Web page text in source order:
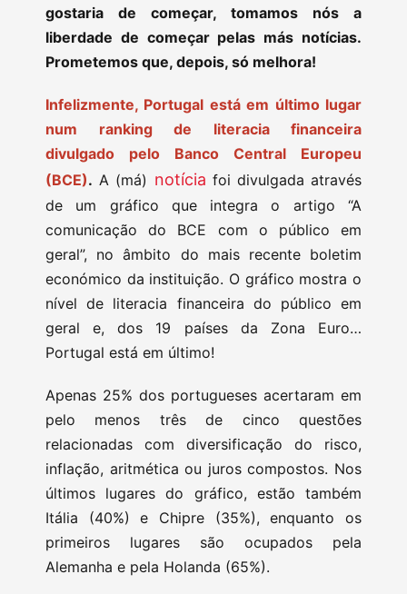
gostaria de começar, tomamos nós a
liberdade de começar pelas más notícias.
Prometemos que, depois, só melhora!
Infelizmente, Portugal está em último lugar
num ranking de literacia financeira
divulgado pelo Banco Central Europeu
(BCE). A (má) notícia foi divulgada através
de um gráfico que integra o artigo “A
comunicação do BCE com o público em
geral”, no âmbito do mais recente boletim
económico da instituição. O gráfico mostra o
nível de literacia financeira do público em
geral e, dos 19 países da Zona Euro…
Portugal está em último!
Apenas 25% dos portugueses acertaram em
pelo menos três de cinco questões
relacionadas com diversificação do risco,
inflação, aritmética ou juros compostos. Nos
últimos lugares do gráfico, estão também
Itália (40%) e Chipre (35%), enquanto os
primeiros lugares são ocupados pela
Alemanha e pela Holanda (65%).